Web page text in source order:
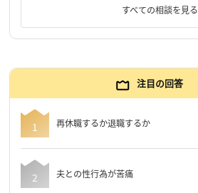
すべての相談を見る
注目の回答
再休職するか退職するか
夫との性行為が苦痛